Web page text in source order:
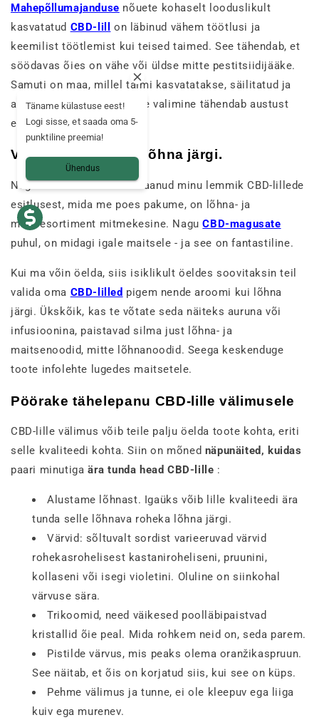
Mahepõllumajanduse nõuete kohaselt looduslikult
kasvatatud CBD-lill
on läbinud vähem töötlusi ja
keemilist töötlemist kui teised taimed. See tähendab, et
söödavas õies on vähe või üldse mitte pestitsiidijääke.
Samuti on maa, millel taimi kasvatatakse, säilitatud ja
austatud. Loodusliku toote valimine tähendab austust
enda ja planeedi vastu.
Valige lill maitse ja lõhna järgi.
Nagu olete võib-olla aru saanud minu lemmik CBD-lillede
esitlusest, mida me poes pakume, on lõhna- ja
maitsesortiment mitmekesine. NaguCBD-magusate
puhul, on midagi igale maitsele - ja see on fantastiline.
Kui ma võin öelda, siis isiklikult öeldes soovitaksin teil
valida oma CBD-lilled pigem nende aroomi kui lõhna
järgi. Ükskõik, kas te võtate seda näiteks auruna või
infusioonina, paistavad silma just lõhna- ja
maitsenoodid, mitte lõhnanoodid. Seega keskenduge
toote infolehte lugedes maitsetele.
Pöörake tähelepanu CBD-lille välimusele
CBD-lille välimus võib teile palju öelda toote kohta, eriti
selle kvaliteedi kohta. Siin on mõned näpunäited, kuidas
paari minutiga ära tunda head CBD-lille :
Alustame lõhnast. Igaüks võib lille kvaliteedi ära
tunda selle lõhnava roheka lõhna järgi.
Värvid: sõltuvalt sordist varieeruvad värvid
rohekasrohelisest kastaniroheliseni, pruunini,
kollaseni või isegi violetini. Oluline on siinkohal
värvuse sära.
Trikoomid, need väikesed poolläbipaistvad
kristallid õie peal. Mida rohkem neid on, seda parem.
Pistilde värvus, mis peaks olema oranžikaspruun.
See näitab, et õis on korjatud siis, kui see on küps.
Pehme välimus ja tunne, ei ole kleepuv ega liiga
kuiv ega murenev.
Täname külastuse eest!
Logi sisse, et saada oma 5-
punktiline preemia!
Ühendus